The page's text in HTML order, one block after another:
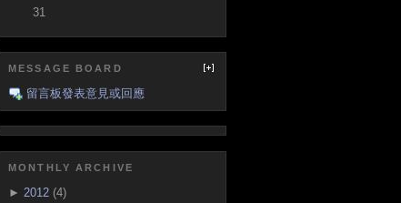
31
MESSAGE BOARD
留言板發表意見或回應
MONTHLY ARCHIVE
► 2012 (4)